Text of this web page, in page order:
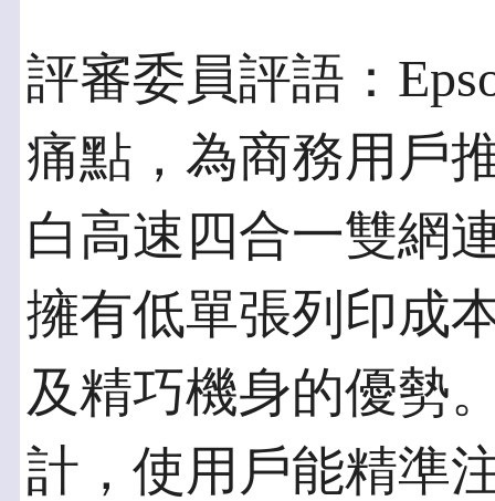
評審委員評語：
痛點，為商務用戶
白高速四合一雙網
擁有低單張列印成
及精巧機身的優勢
計，使用戶能精準